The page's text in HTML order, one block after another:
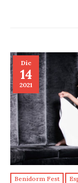
Dic
14
2021
Benidorm Fest